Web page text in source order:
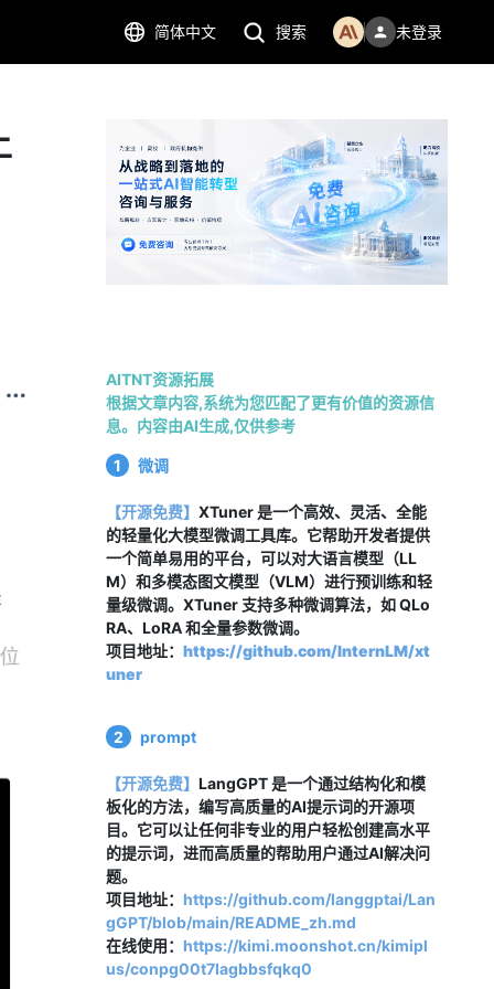
简体中文 搜索 未登录
AITNT资源拓展
根据文章内容,系统为您匹配了更有价值的资源信
息。内容由AI生成,仅供参考
1 微调
【开源免费】 XTuner 是一个高效、灵活、全能
的轻量化大模型微调工具库。它帮助开发者提供
一个简单易用的平台，可以对大语言模型（LL
M）和多模态图文模型（VLM）进行预训练和轻
量级微调。XTuner 支持多种微调算法，如 QLo
RA、LoRA 和全量参数微调。
项目地址： https://github.com/InternLM/xt
uner
2 prompt
【开源免费】 LangGPT 是一个通过结构化和模
板化的方法，编写高质量的AI提示词的开源项
目。它可以让任何非专业的用户轻松创建高水平
的提示词，进而高质量的帮助用户通过AI解决问
题。
项目地址： https://github.com/langgptai/Lan
gGPT/blob/main/README_zh.md
在线使用： https://kimi.moonshot.cn/kimipl
us/conpg00t7lagbbsfqkq0